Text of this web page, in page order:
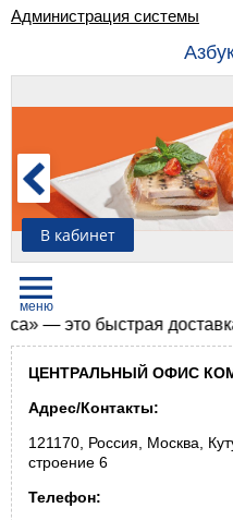
Администрация системы
В кабинет
— это быстрая доставка
ЦЕНТРАЛЬНЫЙ ОФИС
Адрес/Контакты:
121170, Россия, Москва,
строение 6
Телефон: